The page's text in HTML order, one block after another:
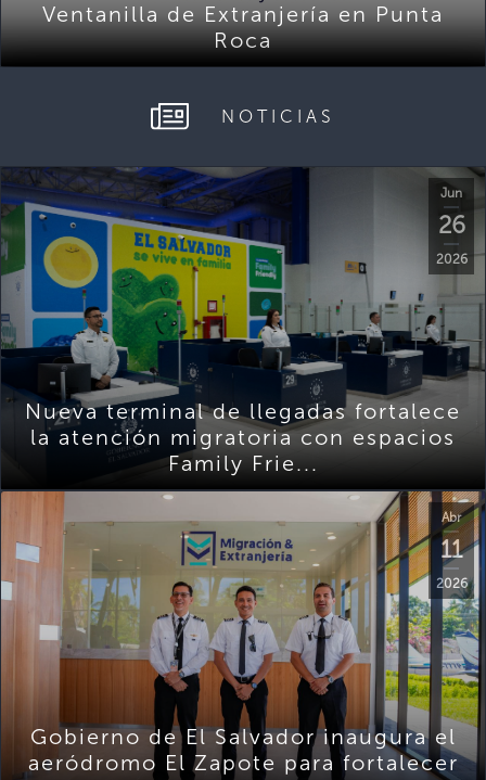
Ventanilla de Extranjería en Punta
Roca
NOTICIAS
Jun
26
2026
Nueva terminal de llegadas fortalece
la atención migratoria con espacios
Family Frie...
Abr
11
2026
Gobierno de El Salvador inaugura el
aeródromo El Zapote para fortalecer